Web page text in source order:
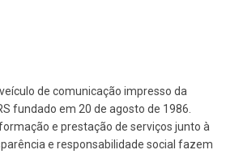
de comunicação impresso da
fundado em 20 de agosto de 1986.
e prestação de serviços junto à
e responsabilidade social fazem